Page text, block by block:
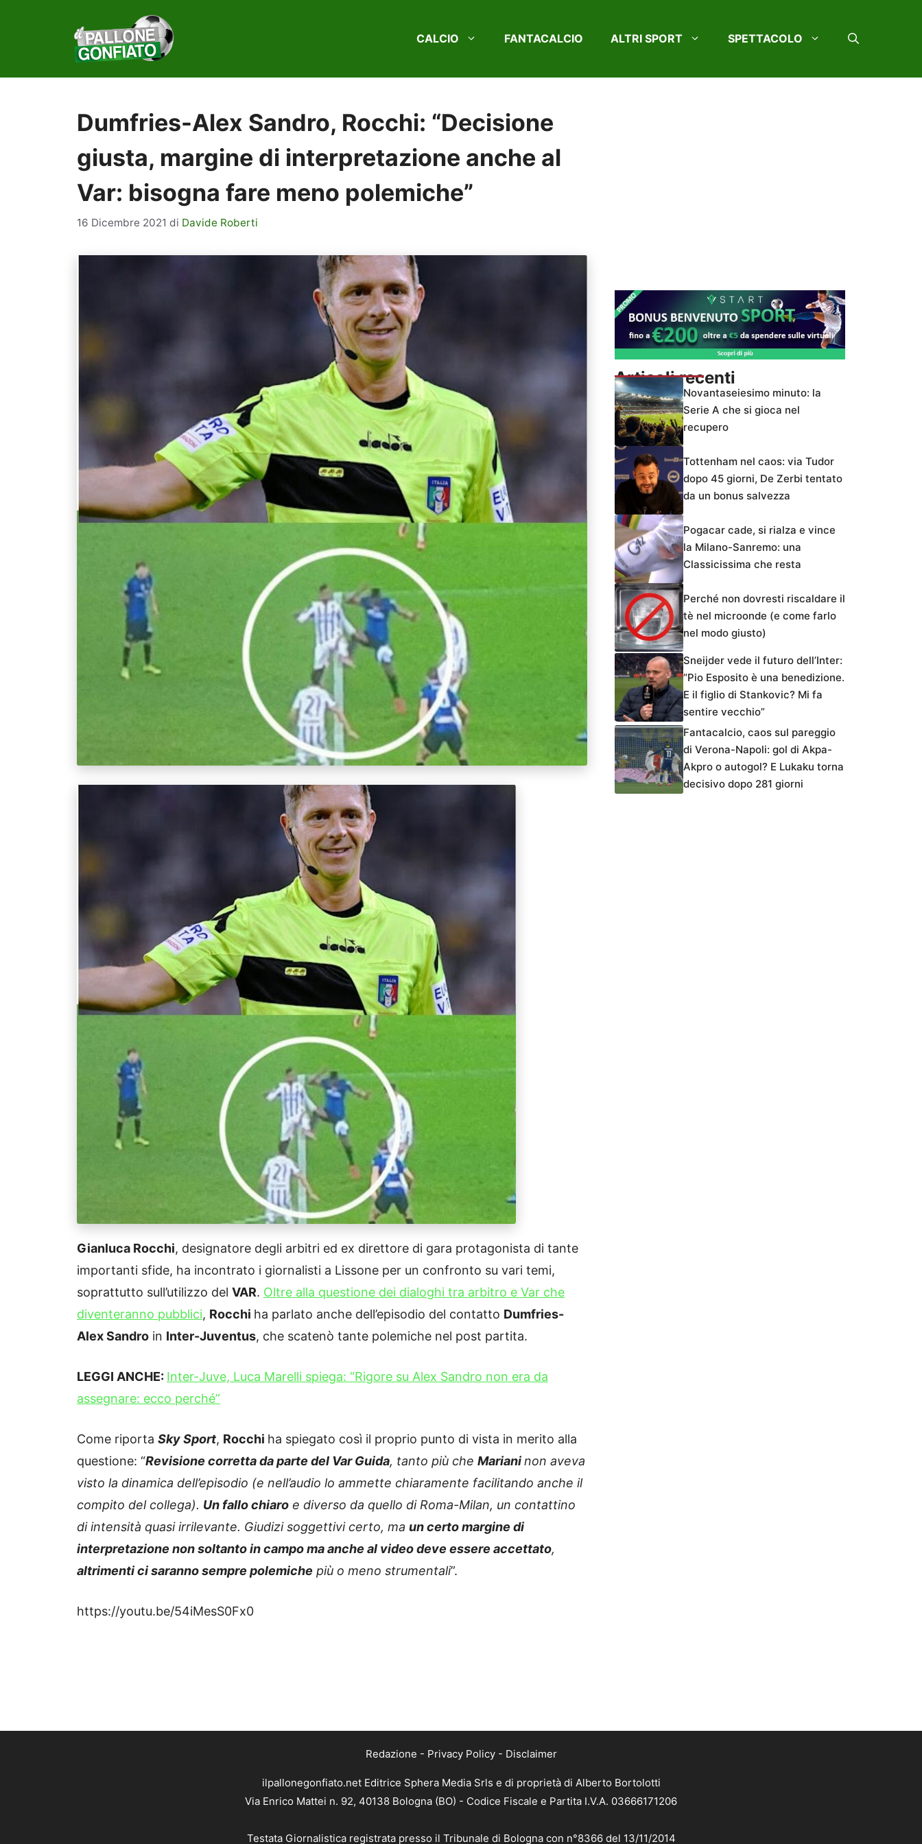
CALCIO FANTACALCIO ALTRI SPORT SPETTACOLO
Dumfries-Alex Sandro, Rocchi: “Decisione
giusta, margine di interpretazione anche al
Var: bisogna fare meno polemiche”
16 Dicembre 2021 di Davide Roberti
Gianluca Rocchi, designatore degli arbitri ed ex direttore di gara protagonista di tante
importanti sfide, ha incontrato i giornalisti a Lissone per un confronto su vari temi,
soprattutto sull’utilizzo del VAR. Oltre alla questione dei dialoghi tra arbitro e Var che
diventeranno pubblici, Rocchi ha parlato anche dell’episodio del contatto Dumfries-
Alex Sandro in Inter-Juventus, che scatenò tante polemiche nel post partita.
LEGGI ANCHE: Inter-Juve, Luca Marelli spiega: “Rigore su Alex Sandro non era da
assegnare: ecco perché”
Come riporta Sky Sport, Rocchi ha spiegato così il proprio punto di vista in merito alla
questione: “Revisione corretta da parte del Var Guida, tanto più che Marianinon aveva
visto la dinamica dell’episodio (e nell’audio lo ammette chiaramente facilitando anche il
compito del collega). Un fallo chiaro e diverso da quello di Roma-Milan, un contattino
di intensità quasi irrilevante. Giudizi soggettivi certo, ma un certo margine di
interpretazione non soltanto in campo ma anche al video deve essere accettato,
altrimenti ci saranno sempre polemiche più o meno strumentali”.
https://youtu.be/54iMesS0Fx0
Articoli recenti
Novantaseiesimo minuto: la
Serie A che si gioca nel
recupero
Tottenham nel caos: via Tudor
dopo 45 giorni, De Zerbi tentato
da un bonus salvezza
Pogacar cade, si rialza e vince
la Milano-Sanremo: una
Classicissima che resta
Perché non dovresti riscaldare il
tè nel microonde (e come farlo
nel modo giusto)
Sneijder vede il futuro dell’Inter:
“Pio Esposito è una benedizione.
E il figlio di Stankovic? Mi fa
sentire vecchio”
Fantacalcio, caos sul pareggio
di Verona-Napoli: gol di Akpa-
Akpro o autogol? E Lukaku torna
decisivo dopo 281 giorni
Redazione - Privacy Policy- Disclaimer
ilpallonegonfiato.net Editrice Sphera Media Srls e di proprietà di Alberto Bortolotti
Via Enrico Mattei n. 92, 40138 Bologna (BO) - Codice Fiscale e Partita I.V.A. 03666171206
Testata Giornalistica registrata presso il Tribunale di Bologna con n°8366 del 13/11/2014